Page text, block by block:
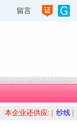
留言
本企业还供应: | 纱线